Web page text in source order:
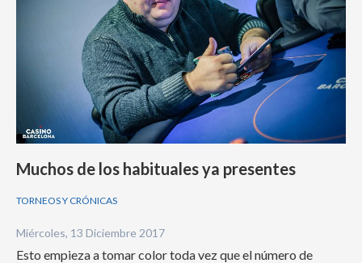
Muchos de los habituales ya presentes
TORNEOS Y CRÓNICAS
Miércoles, 13 Diciembre 2017
Esto empieza a tomar color toda vez que el número de